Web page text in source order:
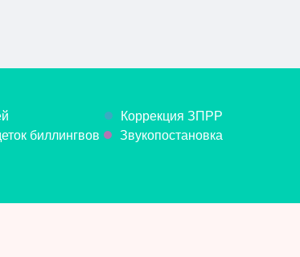
Коррекция ЗПРР
биллингвов
Звукопостановка